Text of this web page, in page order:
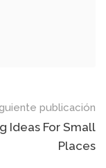
publicación
Ideas For Small
Places